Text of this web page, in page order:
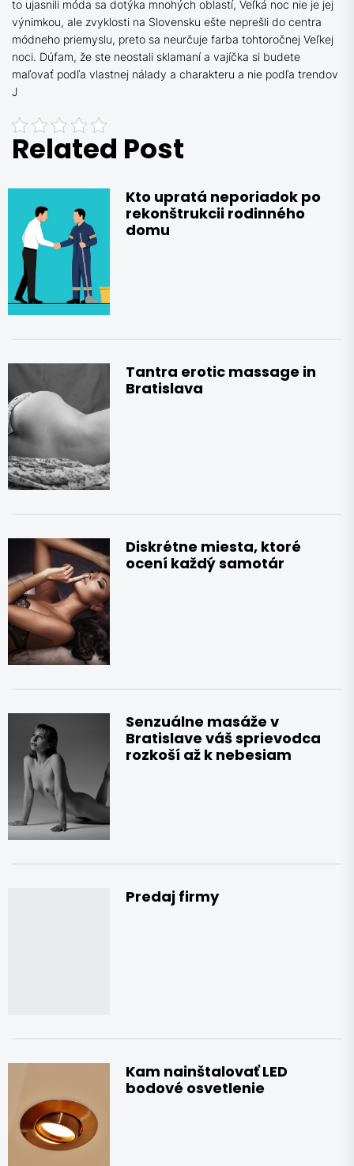
to ujasnili móda sa dotýka mnohých oblastí, Veľká noc nie je jej
výnimkou, ale zvyklosti na Slovensku ešte neprešli do centra
módneho priemyslu, preto sa neurčuje farba tohtoročnej Veľkej
noci. Dúfam, že ste neostali sklamaní a vajíčka si budete
maľovať podľa vlastnej nálady a charakteru a nie podľa trendov
J
Related Post
Kto upratá neporiadok po
rekonštrukcii rodinného
domu
Tantra erotic massage in
Bratislava
Diskrétne miesta, ktoré
ocení každý samotár
Senzuálne masáže v
Bratislave váš sprievodca
rozkoší až k nebesiam
Predaj firmy
Kam nainštalovať LED
bodové osvetlenie